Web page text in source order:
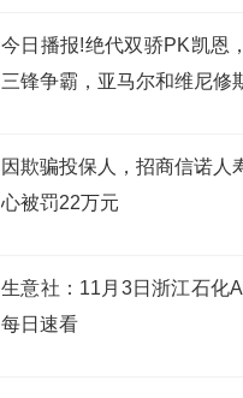
今日播报!绝代双骄PK凯恩
三锋争霸，亚马尔和维尼修
因欺骗投保人，招商信诺人
心被罚22万元
生意社：11月3日浙江石化
每日速看